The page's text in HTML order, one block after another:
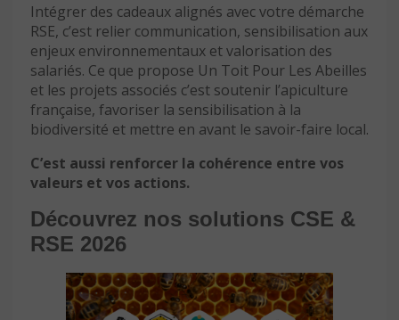
Intégrer des cadeaux alignés avec votre démarche
RSE, c’est relier communication, sensibilisation aux
enjeux environnementaux et valorisation des
salariés. Ce que propose Un Toit Pour Les Abeilles
et les projets associés c’est soutenir l’apiculture
française, favoriser la sensibilisation à la
biodiversité et mettre en avant le savoir-faire local.
C’est aussi renforcer la cohérence entre vos
valeurs et vos actions.
Découvrez nos solutions CSE &
RSE 2026